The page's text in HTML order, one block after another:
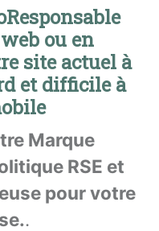
ou en
site actuel à
et difficile à
Marque
RSE et
pour votre
.